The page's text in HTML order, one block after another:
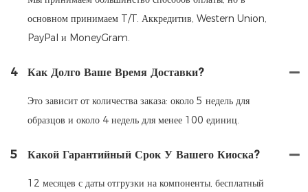
основном принимаем T/T. Аккредитив, Western Union,
PayPal и MoneyGram.
4 Как Долго Ваше Время Доставки?
Это зависит от количества заказа: около 5 недель для
образцов и около 4 недель для менее 100 единиц.
5 Какой Гарантийный Срок У Вашего Киоска?
12 месяцев с даты отгрузки на компоненты, бесплатный